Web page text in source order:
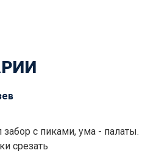
забор с пиками, ума - палаты.
срезать